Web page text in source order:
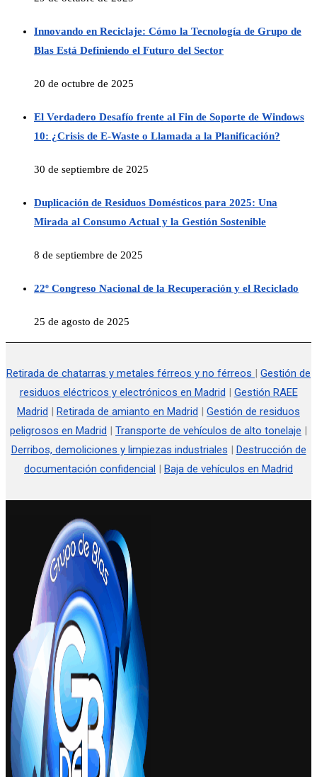
Innovando en Reciclaje: Cómo la Tecnología de Grupo de
Blas Está Definiendo el Futuro del Sector
20 de octubre de 2025
El Verdadero Desafío frente al Fin de Soporte de Windows
10: ¿Crisis de E-Waste o Llamada a la Planificación?
30 de septiembre de 2025
Duplicación de Residuos Domésticos para 2025: Una
Mirada al Consumo Actual y la Gestión Sostenible
8 de septiembre de 2025
22º Congreso Nacional de la Recuperación y el Reciclado
25 de agosto de 2025
Retirada de chatarras y metales férreos y no férreos | Gestión de
residuos eléctricos y electrónicos en Madrid | Gestión RAEE
Madrid | Retirada de amianto en Madrid | Gestión de residuos
peligrosos en Madrid | Transporte de vehículos de alto tonelaje |
Derribos, demoliciones y limpiezas industriales | Destrucción de
documentación confidencial | Baja de vehículos en Madrid